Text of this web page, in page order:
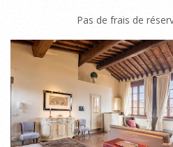
Pas de frais de